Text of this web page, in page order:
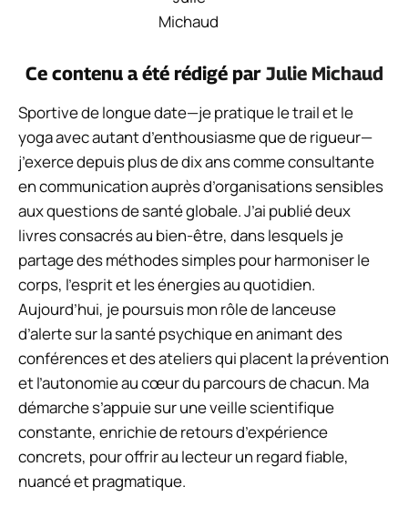
Ce contenu a été rédigé par Julie Michaud
Sportive de longue date—je pratique le trail et le
yoga avec autant d’enthousiasme que de rigueur—
j’exerce depuis plus de dix ans comme consultante
en communication auprès d’organisations sensibles
aux questions de santé globale. J’ai publié deux
livres consacrés au bien-être, dans lesquels je
partage des méthodes simples pour harmoniser le
corps, l’esprit et les énergies au quotidien.
Aujourd’hui, je poursuis mon rôle de lanceuse
d’alerte sur la santé psychique en animant des
conférences et des ateliers qui placent la prévention
et l’autonomie au cœur du parcours de chacun. Ma
démarche s’appuie sur une veille scientifique
constante, enrichie de retours d’expérience
concrets, pour offrir au lecteur un regard fiable,
nuancé et pragmatique.